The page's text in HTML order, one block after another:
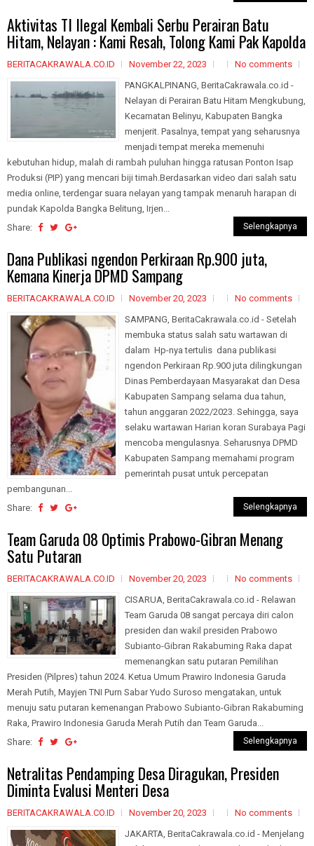
Aktivitas TI Ilegal Kembali Serbu Perairan Batu
Hitam, Nelayan : Kami Resah, Tolong Kami Pak Kapolda
BERITACAKRAWALA.CO.ID November 22, 2023
No comments
PANGKALPINANG, BeritaCakrawala.co.id -
Nelayan di Perairan Batu Hitam Mengkubung,
Kecamatan Belinyu, Kabupaten Bangka
menjerit. Pasalnya, tempat yang seharusnya
menjadi tempat mereka memenuhi
kebutuhan hidup, malah di rambah puluhan hingga ratusan Ponton Isap
Produksi (PIP) yang mencari biji timah.Berdasarkan video dari salah satu
media online, terdengar suara nelayan yang tampak menaruh harapan di
pundak Kapolda Bangka Belitung, Irjen...
Share:
Selengkapnya
Dana Publikasi ngendon Perkiraan Rp.900 juta,
Kemana Kinerja DPMD Sampang
BERITACAKRAWALA.CO.ID November 20, 2023
No comments
SAMPANG, BeritaCakrawala.co.id - Setelah
membuka status salah satu wartawan di
dalam Hp-nya tertulis dana publikasi
ngendon Perkiraan Rp.900 juta dilingkungan
Dinas Pemberdayaan Masyarakat dan Desa
Kabupaten Sampang selama dua tahun,
tahun anggaran 2022/2023. Sehingga, saya
selaku wartawan Harian koran Surabaya Pagi
mencoba mengulasnya. Seharusnya DPMD
Kabupaten Sampang memahami program
pemerintah pusat untuk percepatan
pembangunan...
Share:
Selengkapnya
Team Garuda O8 Optimis Prabowo-Gibran Menang
Satu Putaran
BERITACAKRAWALA.CO.ID November 20, 2023
No comments
CISARUA, BeritaCakrawala.co.id - Relawan
Team Garuda 08 sangat percaya diri calon
presiden dan wakil presiden Prabowo
Subianto-Gibran Rakabuming Raka dapat
memenangkan satu putaran Pemilihan
Presiden (Pilpres) tahun 2024. Ketua Umum Prawiro Indonesia Garuda
Merah Putih, Mayjen TNI Purn Sabar Yudo Suroso mengatakan, untuk
menuju satu putaran kemenangan Prabowo Subianto-Gibran Rakabuming
Raka, Prawiro Indonesia Garuda Merah Putih dan Team Garuda...
Share:
Selengkapnya
Netralitas Pendamping Desa Diragukan, Presiden
Diminta Evalusi Menteri Desa
BERITACAKRAWALA.CO.ID November 20, 2023
No comments
JAKARTA, BeritaCakrawala.co.id - Menjelang